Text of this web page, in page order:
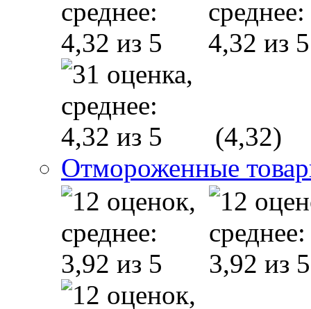
(4,32)
Отмороженные